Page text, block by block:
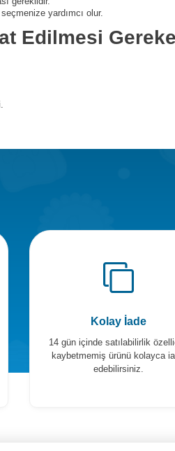
yardımcı olur.
Edilmesi
Kolay İade
14 gün içinde satılabilirlik
kaybetmemiş ürünü kolayca
edebilirsiniz.